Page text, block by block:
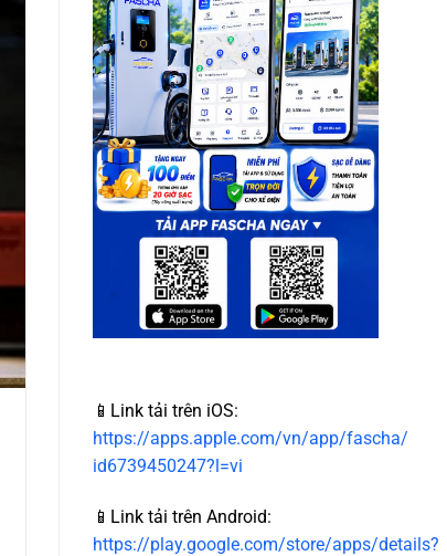
📱Link tải trên iOS:
https://apps.apple.com/vn/app/fascha/
id6739450247?l=vi
📱Link tải trên Android:
https://play.google.com/store/apps/details?